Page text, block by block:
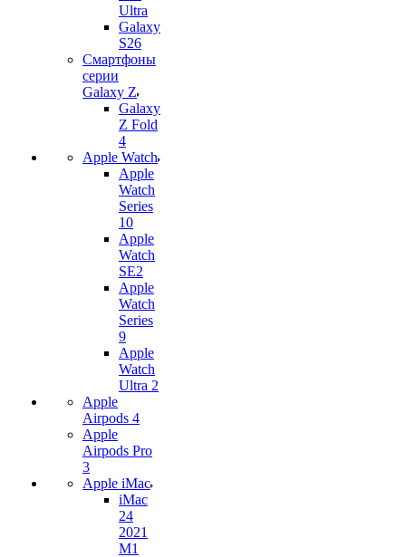
Ultra
Galaxy
S26
Смартфоны
серии
Galaxy Z
Galaxy
Z Fold
4
Apple Watch
Apple
Watch
Series
10
Apple
Watch
SE2
Apple
Watch
Series
9
Apple
Watch
Ultra 2
Apple
Airpods 4
Apple
Airpods Pro
3
Apple iMac
iMac
24
2021
M1